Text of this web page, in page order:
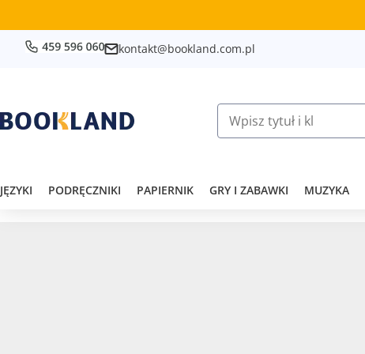
kontakt@bookland.com.pl
JĘZYKI PODRĘCZNIKI PAPIERNIK GRY I ZABAWKI MUZYKA